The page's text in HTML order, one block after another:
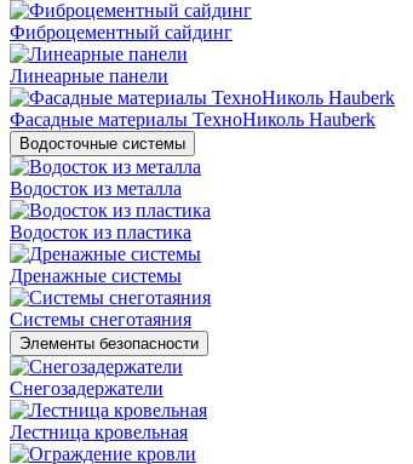
Фиброцементный сайдинг
Линеарные панели
Фасадные материалы ТехноНиколь Hauberk
Водосточные системы
Водосток из металла
Водосток из пластика
Дренажные системы
Системы снеготаяния
Элементы безопасности
Снегозадержатели
Лестница кровельная